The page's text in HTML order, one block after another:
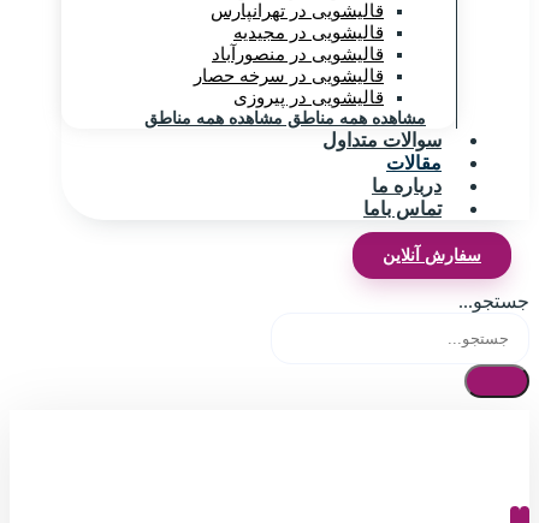
قالیشویی در تهرانپارس
قالیشویی در مجیدیه
قالیشویی در منصورآباد
قالیشویی در سرخه حصار
قالیشویی در پیروزی
مشاهده همه مناطق مشاهده همه مناطق
سوالات متداول
مقالات
درباره ما
تماس باما
سفارش آنلاین
جستجو...